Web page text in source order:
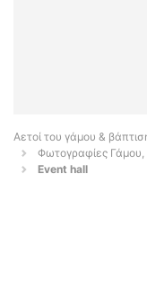
Αετοί του γάμου &
Φωτογραφίες
Event hall